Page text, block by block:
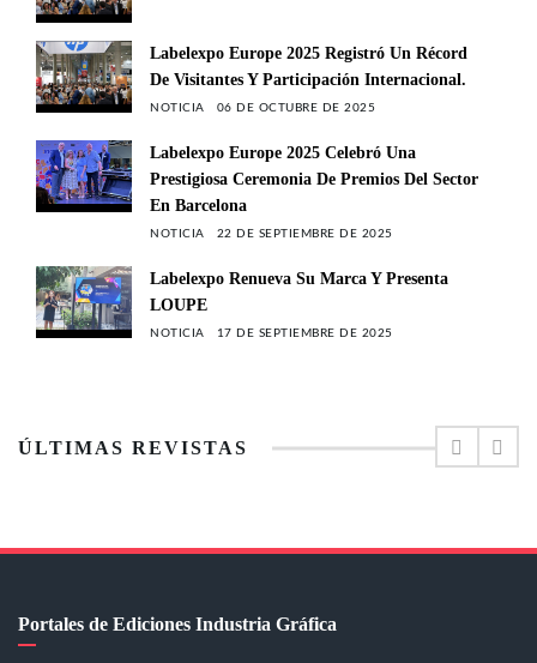
Labelexpo Europe 2025 Registró Un Récord
De Visitantes Y Participación Internacional.
NOTICIA 06 DE OCTUBRE DE 2025
Labelexpo Europe 2025 Celebró Una
Prestigiosa Ceremonia De Premios Del Sector
En Barcelona
NOTICIA 22 DE SEPTIEMBRE DE 2025
Labelexpo Renueva Su Marca Y Presenta
LOUPE
NOTICIA 17 DE SEPTIEMBRE DE 2025
ÚLTIMAS REVISTAS
Portales de Ediciones Industria Gráfica